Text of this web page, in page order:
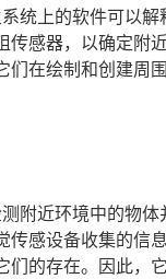
统上的软件可以解
感器，以确定附
在绘制和创建周
附近环境中的物体
感设备收集的信
的存在。因此，